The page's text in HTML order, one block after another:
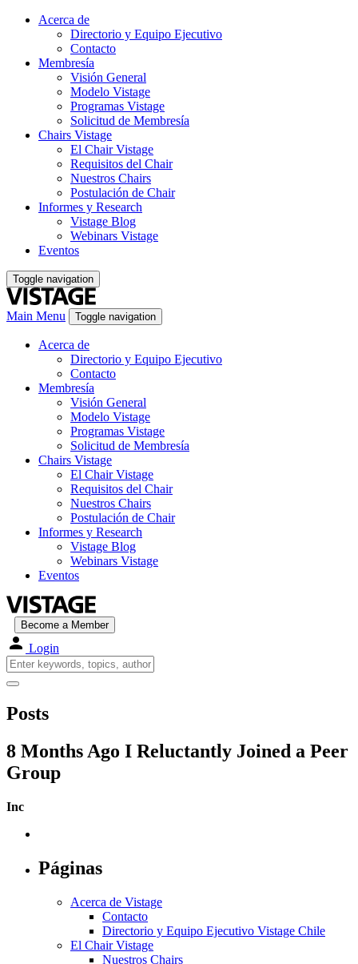
Acerca de
Directorio y Equipo Ejecutivo
Contacto
Membresía
Visión General
Modelo Vistage
Programas Vistage
Solicitud de Membresía
Chairs Vistage
El Chair Vistage
Requisitos del Chair
Nuestros Chairs
Postulación de Chair
Informes y Research
Vistage Blog
Webinars Vistage
Eventos
Toggle navigation
Main Menu Toggle navigation
Acerca de
Directorio y Equipo Ejecutivo
Contacto
Membresía
Visión General
Modelo Vistage
Programas Vistage
Solicitud de Membresía
Chairs Vistage
El Chair Vistage
Requisitos del Chair
Nuestros Chairs
Postulación de Chair
Informes y Research
Vistage Blog
Webinars Vistage
Eventos
Become a Member
Login
Posts
8 Months Ago I Reluctantly Joined a Peer
Group
Inc
Páginas
Acerca de Vistage
Contacto
Directorio y Equipo Ejecutivo Vistage Chile
El Chair Vistage
Nuestros Chairs